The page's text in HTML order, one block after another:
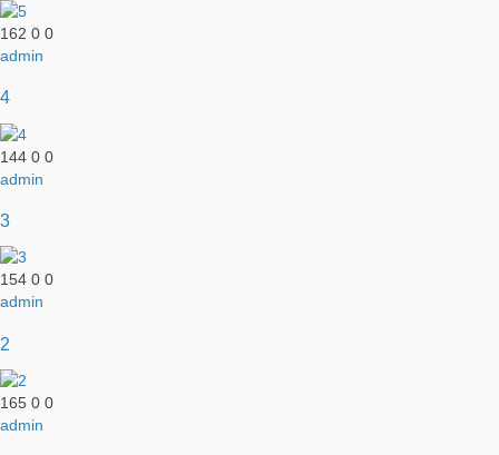
162 0 0
admin
4
144 0 0
admin
3
154 0 0
admin
2
165 0 0
admin